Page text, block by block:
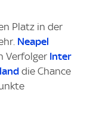
Platz in der
Neapel
Verfolger Inter
die Chance